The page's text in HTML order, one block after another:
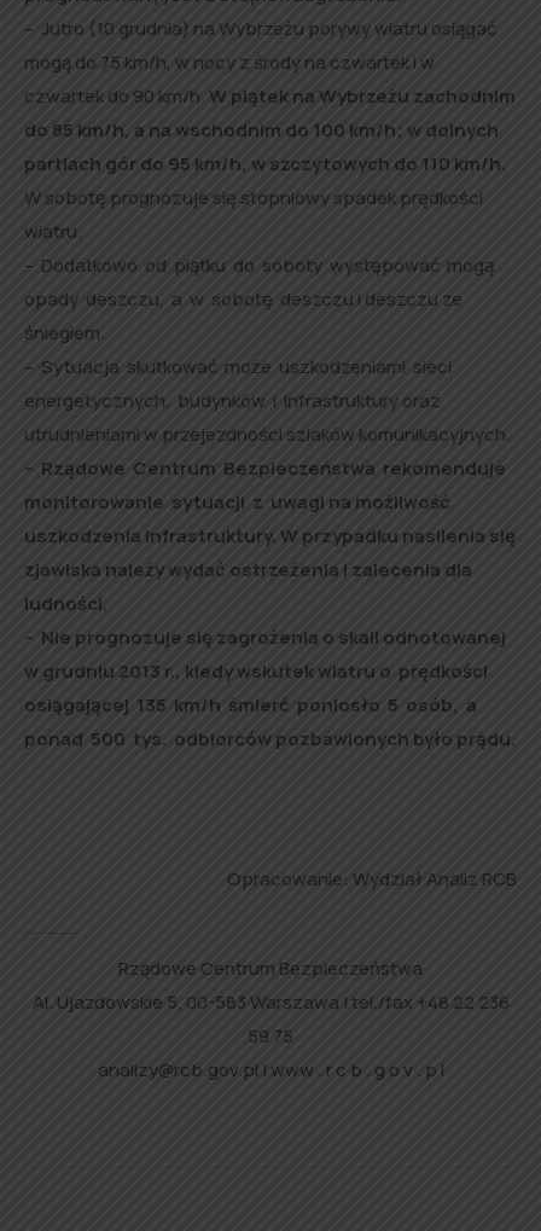
– Jutro (10 grudnia) na Wybrzeżu porywy wiatru osiągać
mogą do 75 km/h, w nocy z środy na czwartek i w
czwartek do 90 km/h.W piątek na Wybrzeżu zachodnim
do 85 km/h, a na wschodnim do 100 km/h; w dolnych
partiach gór do 95 km/h, w szczytowych do 110 km/h.
W sobotę prognozuje się stopniowy spadek prędkości
wiatru.
– Dodatkowo od piątku do soboty występować mogą
opady deszczu, a w sobotę deszczu i deszczu ze
śniegiem.
– Sytuacja skutkować może uszkodzeniami sieci
energetycznych, budynków i infrastruktury oraz
utrudnieniami w przejezdności szlaków komunikacyjnych.
– Rządowe Centrum Bezpieczeństwa rekomenduje
monitorowanie sytuacji z uwagi na możliwość
uszkodzenia infrastruktury. W przypadku nasilenia się
zjawiska należy wydać ostrzeżenia i zalecenia dla
ludności.
– Nie prognozuje się zagrożenia o skali odnotowanej
w grudniu 2013 r., kiedy wskutek wiatru o prędkości
osiągającej 135 km/h śmierć poniosło 5 osób, a
ponad 500 tys. odbiorców pozbawionych było prądu.
Opracowanie: Wydział Analiz RCB
Rządowe Centrum Bezpieczeństwa
Al. Ujazdowskie 5, 00-583 Warszawa | tel./fax +48 22 236
59 75
analizy@rcb.gov.pl | www . r c b . g o v . p l